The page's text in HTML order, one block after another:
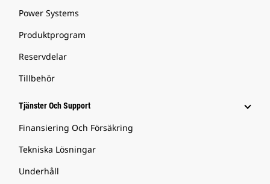
Power Systems
Produktprogram
Reservdelar
Tillbehör
Tjänster Och Support
Finansiering Och Försäkring
Tekniska Lösningar
Underhåll